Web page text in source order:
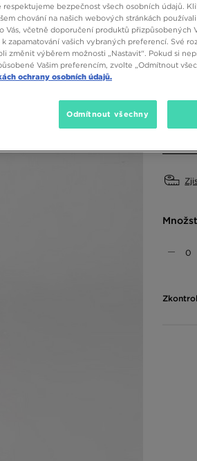
690
bezpečnost všech osobních údajů.
chování na našich webových stránkách
Vás, včetně doporučení produktů přizpůsobených
zapamatování vašich vybraných preferencí. Své
změnit výběrem možnosti „Nastavit“. Pokud si
Vašim preferencím, zvolte „Odmítnout
ochrany osobních údajů.
Odmítnout všechny